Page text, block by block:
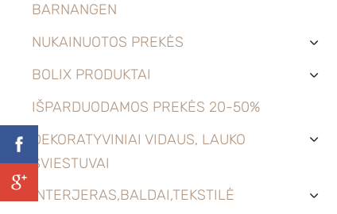
BARNANGEN
NUKAINUOTOS PREKĖS
›
BOLIX PRODUKTAI ›
IŠPARDUODAMOS PREKĖS 20-50%
DEKORATYVINIAI VIDAUS, LAUKO
ŠVIESTUVAI
›
INTERJERAS,BALDAI,TEKSTILĖ ›